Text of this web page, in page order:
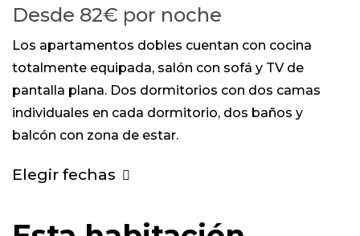
Desde 82€ por noche
Los apartamentos dobles cuentan con cocina
totalmente equipada, salón con sofá y TV de
pantalla plana. Dos dormitorios con dos camas
individuales en cada dormitorio, dos baños y
balcón con zona de estar.
Elegir fechas